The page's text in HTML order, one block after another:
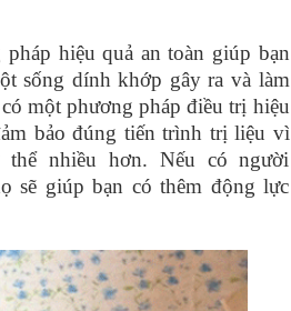
hiệu quả an toàn giúp bạn
sống dính khớp gây ra và làm
một phương pháp điều trị hiệu
bảo đúng tiến trình trị liệu vì
nhiều hơn. Nếu có người
sẽ giúp bạn có thêm động lực